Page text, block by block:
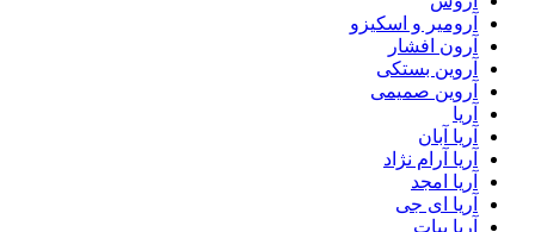
آرومیر و اسکیزو
آرون افشار
آروین بستکی
آروین صمیمی
آریا
آریا آبان
آریا آرام نژاد
آریا امجد
آریا ای جی
آریا بیات